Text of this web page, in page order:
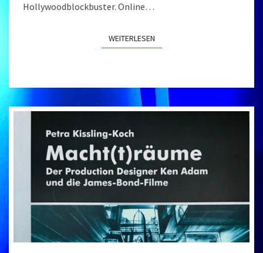
Hollywoodblockbuster. Online…
WEITERLESENWEITERLESEN